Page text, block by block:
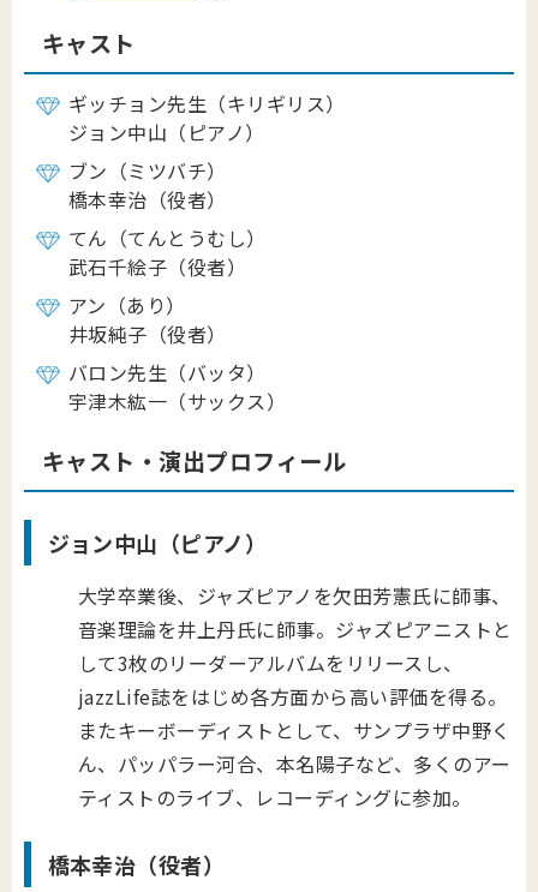
キャスト
ギッチョン先生（キリギリス）
ジョン中山（ピアノ）
ブン（ミツバチ）
橋本幸治（役者）
てん（てんとうむし）
武石千絵子（役者）
アン（あり）
井坂純子（役者）
バロン先生（バッタ）
宇津木紘一（サックス）
キャスト・演出プロフィール
ジョン中山（ピアノ）
大学卒業後、ジャズピアノを欠田芳憲氏に師事、
音楽理論を井上丹氏に師事。ジャズピアニストと
して3枚のリーダーアルバムをリリースし、
jazzLife誌をはじめ各方面から高い評価を得る。
またキーボーディストとして、サンプラザ中野く
ん、パッパラー河合、本名陽子など、多くのアー
ティストのライブ、レコーディングに参加。
橋本幸治（役者）